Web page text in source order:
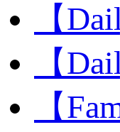
【
【
【